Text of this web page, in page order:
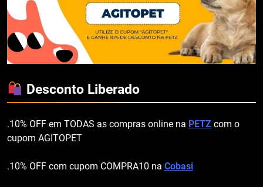
Desconto Liberado
.10% OFF em TODAS as compras online na PETZ com o
cupom AGITOPET
.10% OFF com cupom COMPRA10 na Cobasi